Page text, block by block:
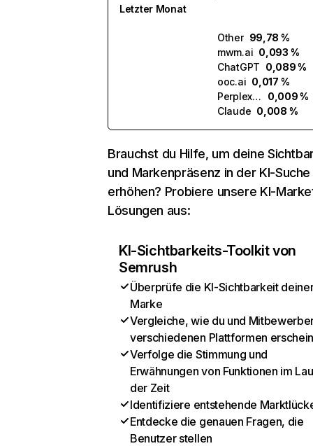
Letzter Monat
Other 99,78 %
mwm.ai 0,093 %
ChatGPT 0,089 %
ooc.ai 0,017 %
Perplexity
0,009 %
Claude 0,008 %
Brauchst du Hilfe, um deine
und Markenpräsenz in der KI-Suche
erhöhen? Probiere unsere KI-
Lösungen aus:
KI-Sichtbarkeits-Toolkit von
Semrush
Überprüfe die KI-Sichtbarkeit
Marke
Vergleiche, wie du und
verschiedenen Plattformen
Verfolge die Stimmung und
Erwähnungen von Funktionen im
der Zeit
Identifiziere entstehende
Entdecke die genauen Fragen, die
Benutzer stellen